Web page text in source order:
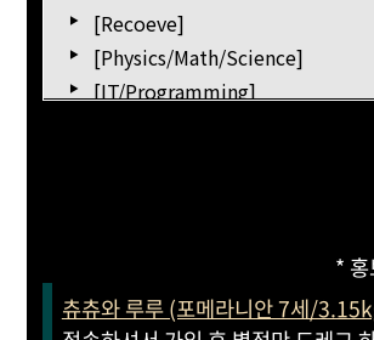
*
츄츄와 루루 (포메라니안 7세/